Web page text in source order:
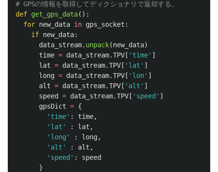
def get_gps_data():
for new_data in gps_socket :
if new_data:
data_stream. unpack(new_data)
time = data_stream.TPV [ ' time' ]
lat = data_stream.TPV [ ' lat ' ]
long = data_stream.TPV [ ' lon' ]
alt = data_stream.TPV [ ' alt ' ]
speed
= data_stream.TPV [ ' speed ' ]
gpsDict = {
' time' : time,
' lat ' : lat ,
' long ' : long,
' alt ' : alt ,
' speed ' :
speed
}